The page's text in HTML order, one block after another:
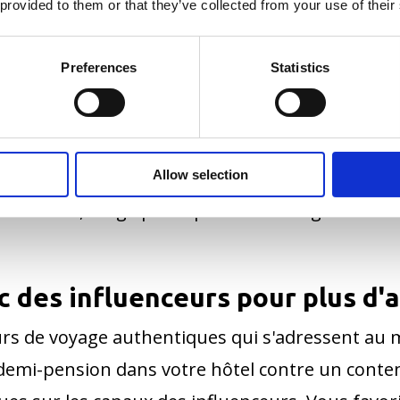
to them or that they’ve collected from your use of
Preferences Statistics
Allow selection
et les cascades de
médias est indispensable. Assurez-vous
vous pouvez par exemple inviter des
de fond n'est pas au rendez-vous, il
médias avec des événements uniques. Que
hôtel, dirigé par le plus célèbre agent secret
des influenceurs pour plus
de voyage authentiques qui s'adressent au
pension dans votre hôtel contre un